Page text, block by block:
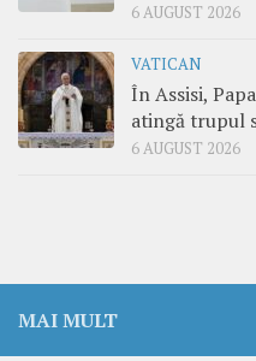
6 AUGUST 2026
VATICAN
În Assisi,
atingă trupul
6 AUGUST 2026
MAI MULT